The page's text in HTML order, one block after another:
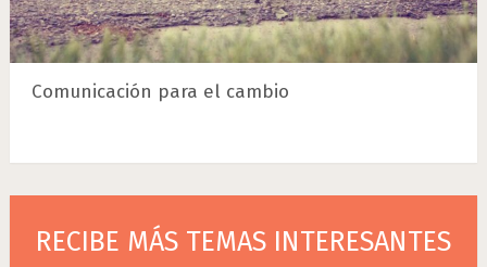
Comunicación para el cambio
RECIBE MÁS TEMAS INTERESANTES